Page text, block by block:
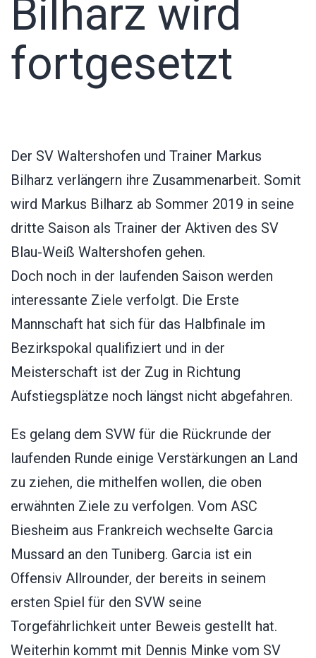
Bilharz wird
fortgesetzt
Der SV Waltershofen und Trainer Markus
Bilharz verlängern ihre Zusammenarbeit. Somit
wird Markus Bilharz ab Sommer 2019 in seine
dritte Saison als Trainer der Aktiven des SV
Blau-Weiß Waltershofen gehen.
Doch noch in der laufenden Saison werden
interessante Ziele verfolgt. Die Erste
Mannschaft hat sich für das Halbfinale im
Bezirkspokal qualifiziert und in der
Meisterschaft ist der Zug in Richtung
Aufstiegsplätze noch längst nicht abgefahren.
Es gelang dem SVW für die Rückrunde der
laufenden Runde einige Verstärkungen an Land
zu ziehen, die mithelfen wollen, die oben
erwähnten Ziele zu verfolgen. Vom ASC
Biesheim aus Frankreich wechselte Garcia
Mussard an den Tuniberg. Garcia ist ein
Offensiv Allrounder, der bereits in seinem
ersten Spiel für den SVW seine
Torgefährlichkeit unter Beweis gestellt hat.
Weiterhin kommt mit Dennis Minke vom SV